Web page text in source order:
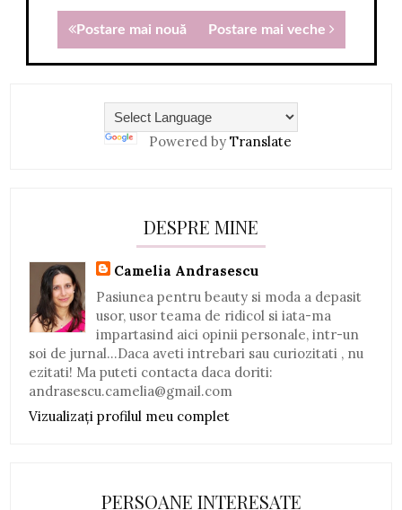
Postare mai nouă Postare mai veche
Powered by Translate
DESPRE MINE
Camelia Andrasescu
Pasiunea pentru beauty si moda a depasit
usor, usor teama de ridicol si iata-ma
impartasind aici opinii personale, intr-un
soi de jurnal...Daca aveti intrebari sau curiozitati , nu
ezitati! Ma puteti contacta daca doriti:
andrasescu.camelia@gmail.com
Vizualizați profilul meu complet
PERSOANE INTERESATE